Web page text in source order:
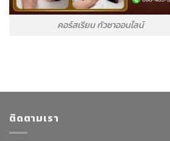
คอร์สเรียน กัวซาออนไลน์
ติดตามเรา